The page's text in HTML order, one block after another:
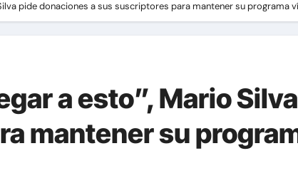
pide donaciones a sus suscriptores para mantener su programa
a esto”, Mario
mantener su